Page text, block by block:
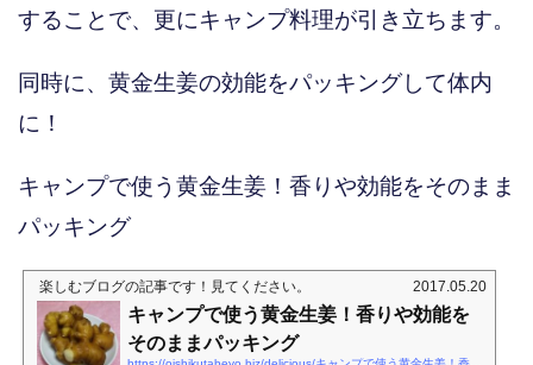
することで、更にキャンプ料理が引き立ちます。
同時に、黄金生姜の効能をパッキングして体内
に！
キャンプで使う黄金生姜！香りや効能をそのまま
パッキング
楽しむブログの記事です！見てください。 2017.05.20
キャンプで使う黄金生姜！香りや効能を
そのままパッキング